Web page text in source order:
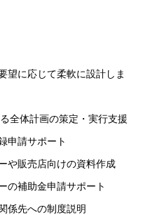
望に応じて柔軟に設計しま
全体計画の策定・実行支援
申請サポート
や販売店向けの資料作成
の補助金申請サポート
係先への制度説明